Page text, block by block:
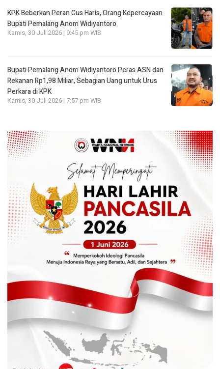
KPK Beberkan Peran Gus Haris, Orang Kepercayaan
Bupati Pemalang Anom Widiyantoro
Kamis, 30 Juli 2026 | 9:45 pm WIB
Bupati Pemalang Anom Widiyantoro Peras ASN dan
Rekanan Rp1,98 Miliar, Sebagian Uang untuk Urus
Perkara di KPK
Kamis, 30 Juli 2026 | 7:57 pm WIB